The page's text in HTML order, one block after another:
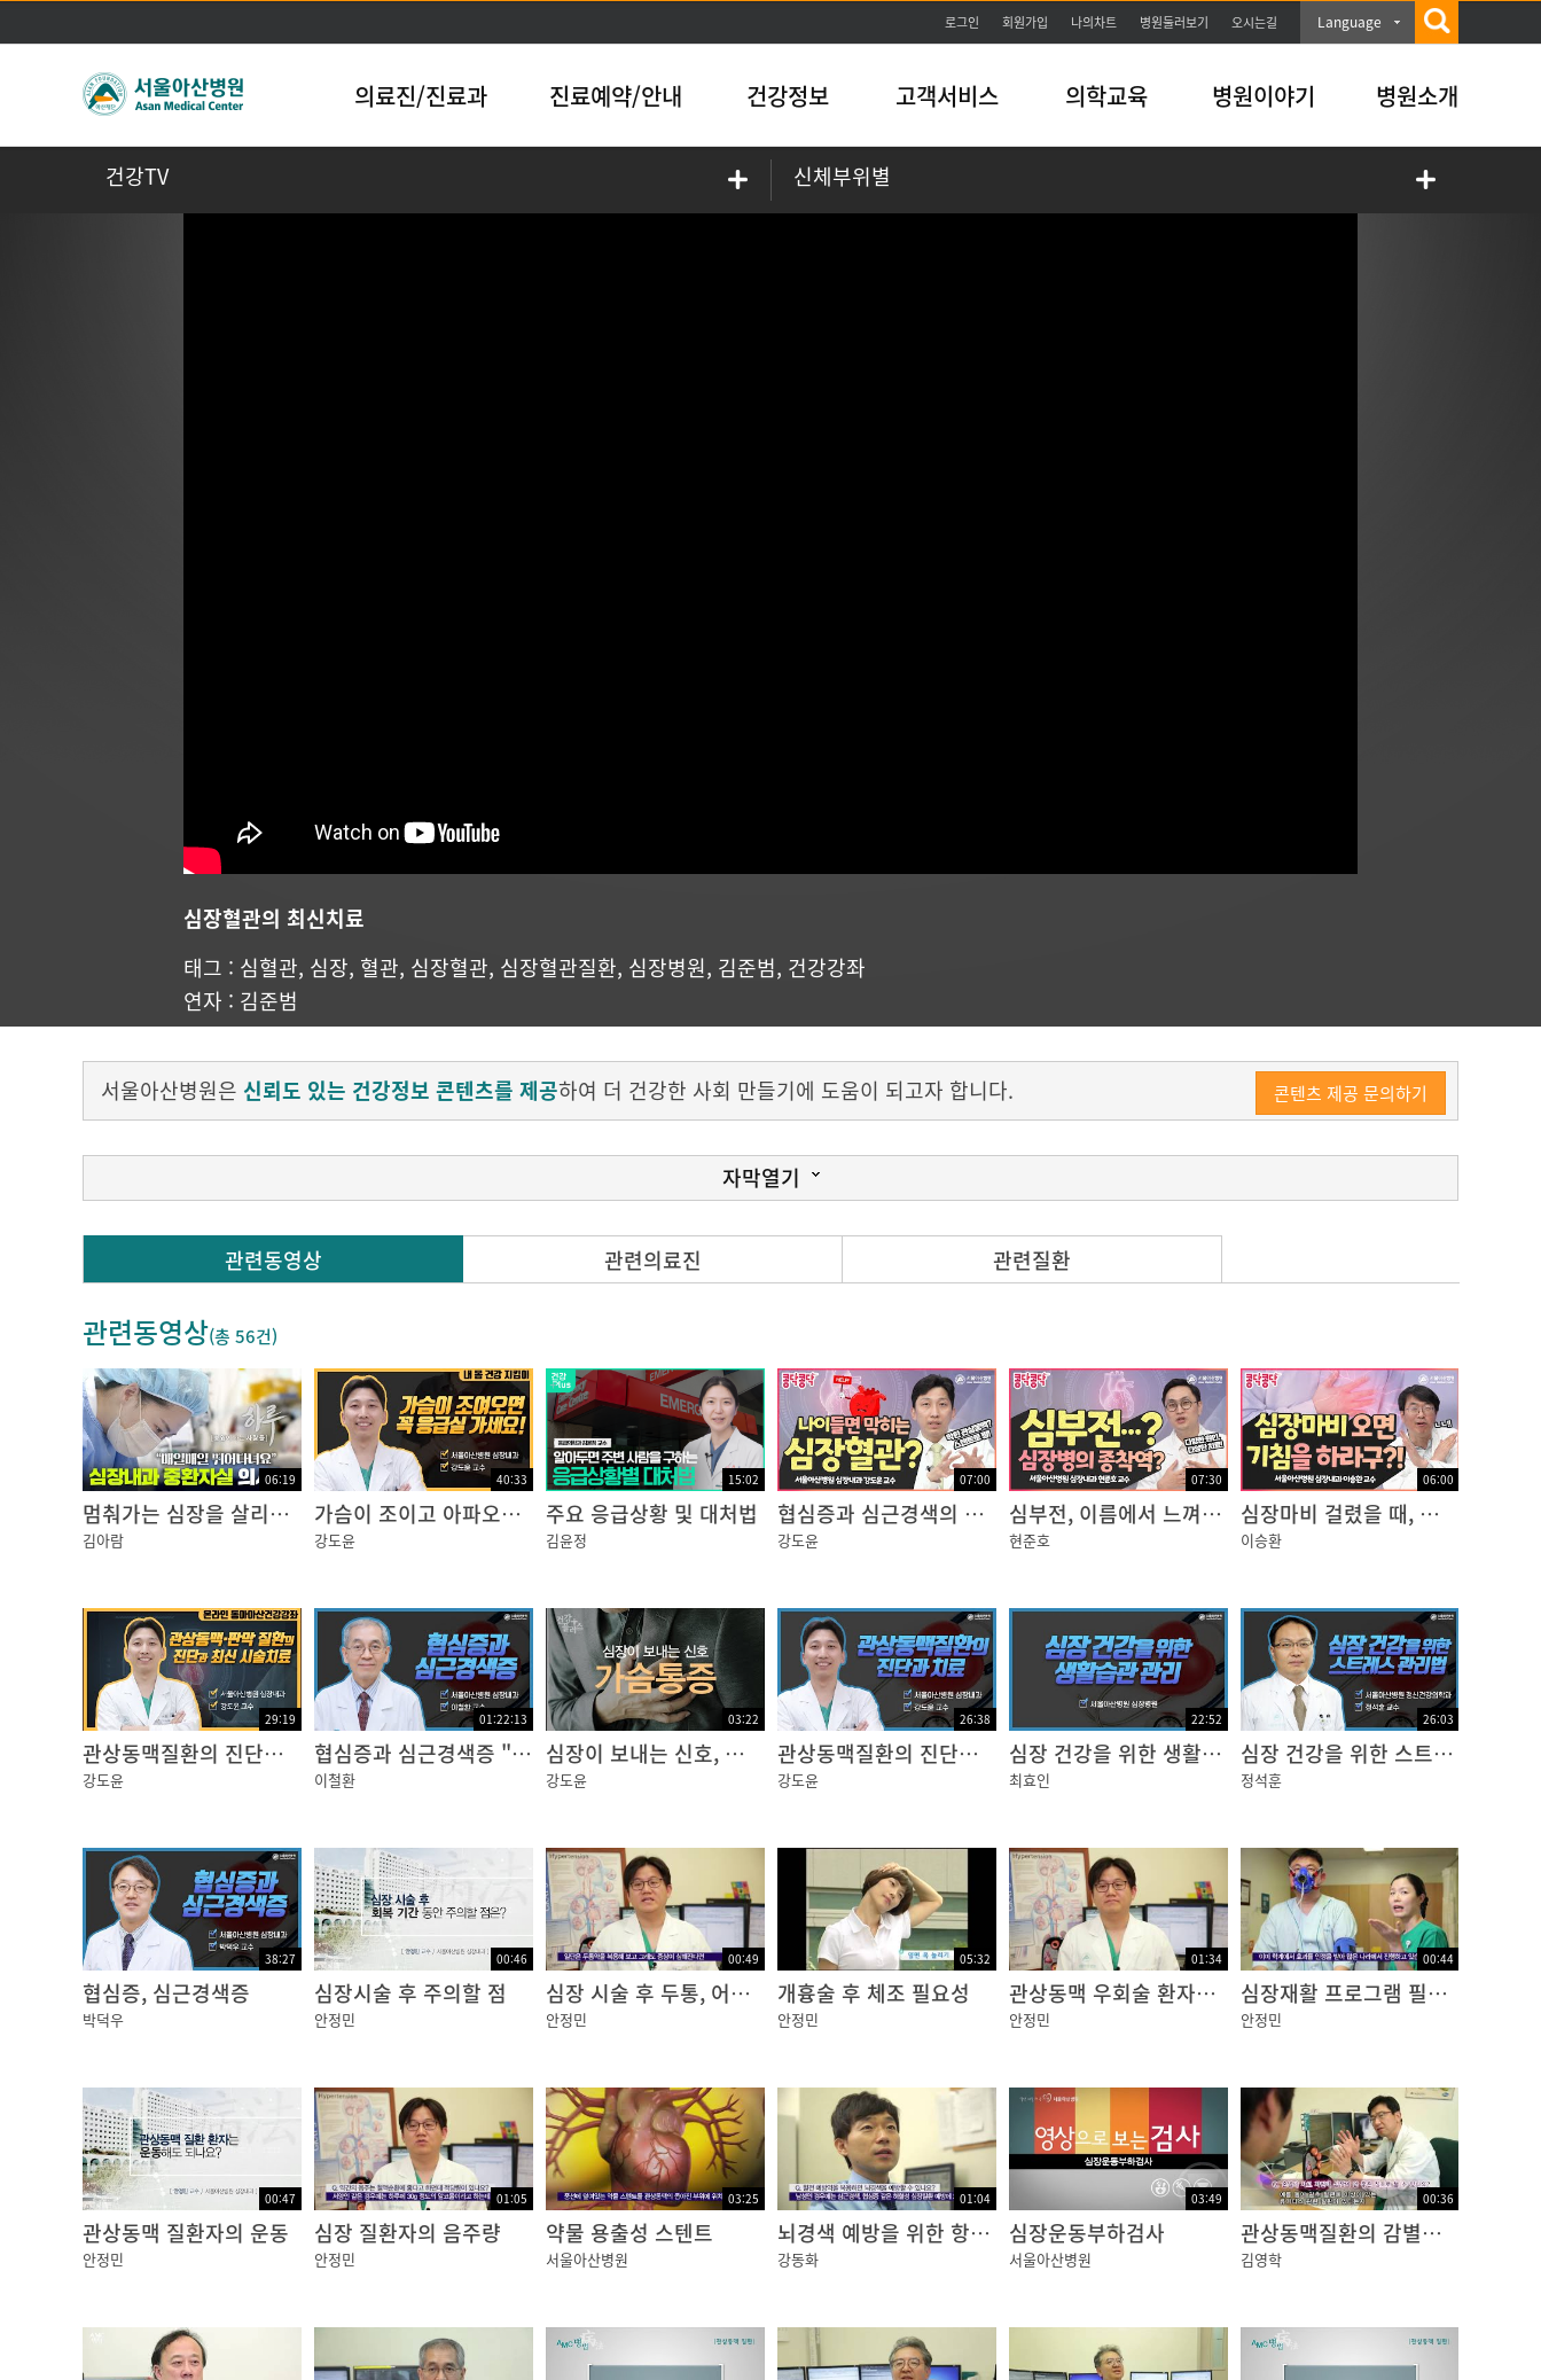
본문바로가기
로그인 회원가입 나의차트 병원둘러보기 오시는길 Language
의료진/진료과 진료예약/안내 건강정보 고객서비스 의학교육 병원이야기 병원소개
건강TV 신체부위별
심장혈관의 최신치료
태그 : 심혈관, 심장, 혈관, 심장혈관, 심장혈관질환, 심장병원, 김준범, 건강강좌
연자 : 김준범
서울아산병원은 신뢰도 있는 건강정보 콘텐츠를 제공하여 더 건강한 사회 만들기에 도움이 되고자 합니다. 콘텐츠 제공 문의하기
자막열기
제가 말씀드릴 강의의 제목은 심장혈관 질환의 최신치료입니다.
00:11
을 통해 제가 말씀드리고자 하는 것은 주로 성인에서 문제가 되는 부위인 관상동맥과 심장에서부터 피가 뿜어져 나오는 파이프역할을 하는 대동맥에서 발
생하는 질환에 대해서입니다. 실제 성인혈관에서 문제가 생긴다고 하면 거의 99%에서 이 두 부분에서 문제가 발생되고, 이 문제가 발생했을 때 호소하는
증상이 굉장히 비슷해서 함께 말씀드리도록 하겠습니다.
01:05
심장도 먹고 살아야하는 인체 조직이므로, 혈관이 분포하여 혈액공급을 받아야 합니다. 이 혈액공급을 담당하는 혈관이 관상동맥입니다. 이 혈관의 이름이
왜 관상동맥일까요? 제가 학생 때 궁금해서 한번 찾아보았는데요. 임금님 관 모양이 이렇게 생겼는데, 이를 뒤집어보면 사람의 심장을 먹여 살리는 혈관의
모양과 비슷합니다. 그래서 임금님 관 모양과 비슷하다고 해서 관상동맥이라고 불린다고 하는데요. 맥주 이름 중에 코로나라고 있는데요. 관상동맥을
coronary artery라고 영어로 말하는데, 이 코로나도 임금의 관을 의미합니다.
하행지, 좌휘돌이지 두 개로 나뉘게 되므로 크게 세 개의 혈관으로 이루어지게 됩니다.
02:26
이런 관상동맥에 문제가 생길 수 있습니다. 고기, 트랜스 지방, 가공식품 등을 많이 먹고 운동도 하지 않으면 혈중 내 콜레스테롤이 침착되어 혈관 벽에 쌓
이게 됩니다. 이것들이 점점 커지면서 혈관내경을 좁게 만드는데 이를 동맥경화증이라고 합니다.
관련동영상 관련의료진 관련질환
관련동영상(총 56건)
06:19
멈춰가는 심장을 살리기 위해, 매일 치열한 사투를 벌이다 [심장내과 중환자실(CCU) 전담의사 편 - 하루;병원에 사는 사람들]
김아람
40:33
가슴이 조이고 아파오는 협심증과 심근경색증, 꼭 병원을 찾으셔야 합니다!
강도윤
15:02
주요 응급상황 및 대처법
김윤정
07:00
협심증과 심근경색의 원인, 관상동맥 질환! 스텐트 시술로...?
강도윤
07:30
심부전, 이름에서 느껴지는 것과 달리 무서운 질환!
현준호
06:00
심장마비 걸렸을 때, 기침하면 살 수 있다구?!? NO!!
이승환
29:19
관상동맥질환의 진단과 최신치료
강도윤
01:22:13
협심증과 심근경색증 "조근조근 우리들의 핏줄 이야기"
이철환
03:22
심장이 보내는 신호, 가슴통증 [건강플러스]
강도윤
26:38
관상동맥질환의 진단과 치료
강도윤
22:52
심장 건강을 위한 생활습관 관리
최효인
26:03
심장 건강을 위한 스트레스 관리법
정석훈
38:27
협심증, 심근경색증
박덕우
00:46
심장시술 후 주의할 점
안정민
00:49
심장 시술 후 두통, 어지러움
안정민
05:32
개흉술 후 체조 필요성
안정민
01:34
관상동맥 우회술 환자의 일상생활
안정민
00:44
심장재활 프로그램 필요성
안정민
00:47
관상동맥 질환자의 운동
안정민
01:05
심장 질환자의 음주량
안정민
03:25
약물 용출성 스텐트
서울아산병원
01:04
뇌경색 예방을 위한 항혈전제 복용
강동화
03:49
심장운동부하검사
서울아산병원
00:36
관상동맥질환의 감별진단
김영학